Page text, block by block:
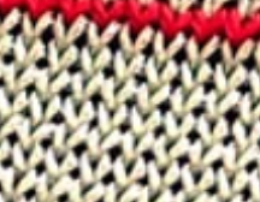
篇文章
文章
文章
文章
篇文章
篇文章
文章